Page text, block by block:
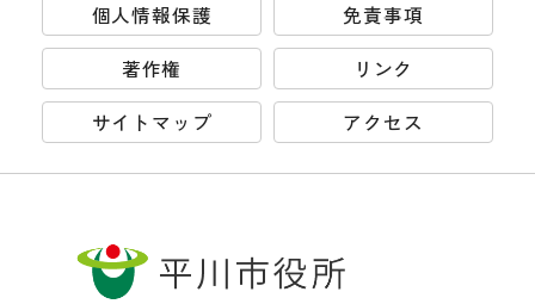
個人情報保護
免責事項
著作権
リンク
サイトマップ
アクセス